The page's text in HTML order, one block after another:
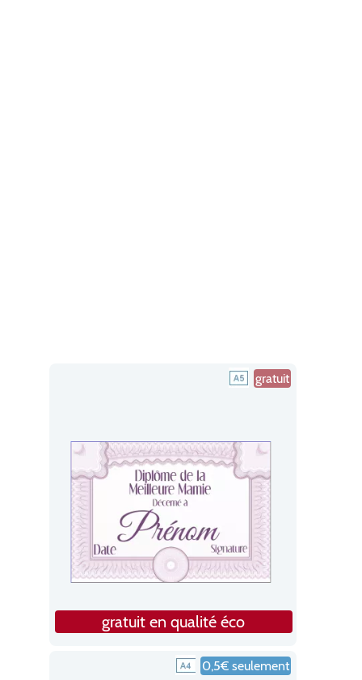
gratuit
gratuit en qualité éco
0,5€ seulement